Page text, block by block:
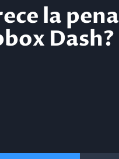
la pena
Dash?